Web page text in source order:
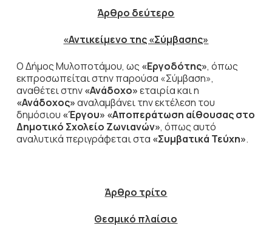
Άρθρο δεύτερο
«Αντικείμενο της «Σύμβασης»
Ο Δήμος Μυλοποτάμου, ως «Εργοδότης», όπως
εκπροσωπείται στην παρούσα «Σύμβαση»,
αναθέτει στην«Ανάδοχο»εταιρία και η
«Ανάδοχος»αναλαμβάνει την εκτέλεση του
δημόσιου «Έργου» «Αποπεράτωση αίθουσας στο
Δημοτικό Σχολείο Ζωνιανών», όπως αυτό
αναλυτικά περιγράφεται στα «Συμβατικά Τεύχη».
Άρθρο τρίτο
Θεσμικό πλαίσιο